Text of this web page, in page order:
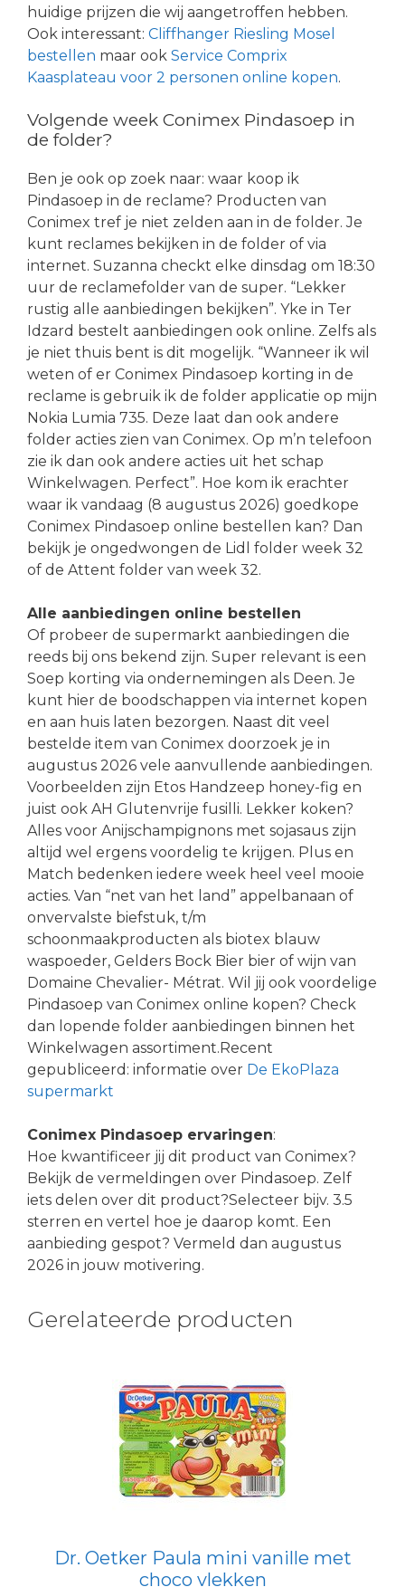
huidige prijzen die wij aangetroffen hebben.
Ook interessant: Cliffhanger Riesling Mosel
bestellen maar ook Service Comprix
Kaasplateau voor 2 personen online kopen.
Volgende week Conimex Pindasoep in
de folder?
Ben je ook op zoek naar: waar koop ik
Pindasoep in de reclame? Producten van
Conimex tref je niet zelden aan in de folder. Je
kunt reclames bekijken in de folder of via
internet. Suzanna checkt elke dinsdag om 18:30
uur de reclamefolder van de super. “Lekker
rustig alle aanbiedingen bekijken”. Yke in Ter
Idzard bestelt aanbiedingen ook online. Zelfs als
je niet thuis bent is dit mogelijk. “Wanneer ik wil
weten of er Conimex Pindasoep korting in de
reclame is gebruik ik de folder applicatie op mijn
Nokia Lumia 735. Deze laat dan ook andere
folder acties zien van Conimex. Op m’n telefoon
zie ik dan ook andere acties uit het schap
Winkelwagen. Perfect”. Hoe kom ik erachter
waar ik vandaag (8 augustus 2026) goedkope
Conimex Pindasoep online bestellen kan? Dan
bekijk je ongedwongen de Lidl folder week 32
of de Attent folder van week 32.
Alle aanbiedingen online bestellen
Of probeer de supermarkt aanbiedingen die
reeds bij ons bekend zijn. Super relevant is een
Soep korting via ondernemingen als Deen. Je
kunt hier de boodschappen via internet kopen
en aan huis laten bezorgen. Naast dit veel
bestelde item van Conimex doorzoek je in
augustus 2026 vele aanvullende aanbiedingen.
Voorbeelden zijn Etos Handzeep honey-fig en
juist ook AH Glutenvrije fusilli. Lekker koken?
Alles voor Anijschampignons met sojasaus zijn
altijd wel ergens voordelig te krijgen. Plus en
Match bedenken iedere week heel veel mooie
acties. Van “net van het land” appelbanaan of
onvervalste biefstuk, t/m
schoonmaakproducten als biotex blauw
waspoeder, Gelders Bock Bier bier of wijn van
Domaine Chevalier- Métrat. Wil jij ook voordelige
Pindasoep van Conimex online kopen? Check
dan lopende folder aanbiedingen binnen het
Winkelwagen assortiment.Recent
gepubliceerd: informatie over De EkoPlaza
supermarkt
Conimex Pindasoep ervaringen:
Hoe kwantificeer jij dit product van Conimex?
Bekijk de vermeldingen over Pindasoep. Zelf
iets delen over dit product?Selecteer bijv. 3.5
sterren en vertel hoe je daarop komt. Een
aanbieding gespot? Vermeld dan augustus
2026 in jouw motivering.
Gerelateerde producten
Dr. Oetker Paula mini vanille met
choco vlekken